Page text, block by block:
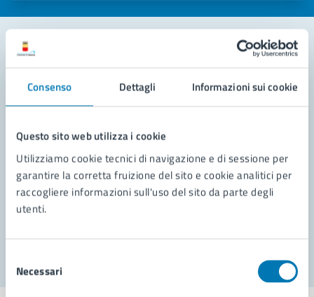
Consenso Dettagli Informazioni sui cookie
Questo sito web utilizza i cookie
Utilizziamo cookie tecnici di navigazione e di sessione per
garantire la corretta fruizione del sito e cookie analitici per
raccogliere informazioni sull'uso del sito da parte degli
utenti.
delNecessari
Leggi le domande frequenti
Richiedi assistenza
Prenota appuntamento
Problemi in città